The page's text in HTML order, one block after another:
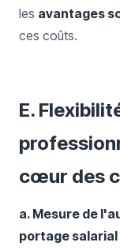
les avantages
ces coûts.
E.
cœur des
a. Mesure de
portage salarial